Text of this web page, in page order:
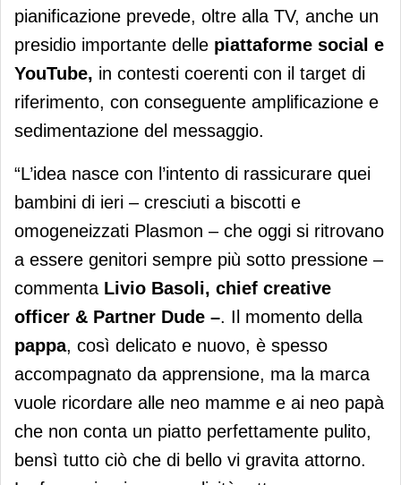
pianificazione prevede, oltre alla TV, anche un
presidio importante delle piattaforme social e
YouTube, in contesti coerenti con il target di
riferimento, con conseguente amplificazione e
sedimentazione del messaggio.
“L’idea nasce con l’intento di rassicurare quei
bambini di ieri – cresciuti a biscotti e
omogeneizzati Plasmon – che oggi si ritrovano
a essere genitori sempre più sotto pressione –
commenta Livio Basoli, chief creative
officer & Partner Dude –. Il momento della
pappa, così delicato e nuovo, è spesso
accompagnato da apprensione, ma la marca
vuole ricordare alle neo mamme e ai neo papà
che non conta un piatto perfettamente pulito,
bensì tutto ciò che di bello vi gravita attorno.